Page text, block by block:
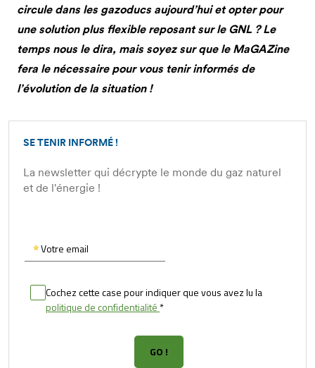
circule dans les gazoducs aujourd’hui et opter pour
une solution plus flexible reposant sur le GNL ? Le
temps nous le dira, mais soyez sur que le MaGAZine
fera le nécessaire pour vous tenir informés de
l’évolution de la situation !
SE TENIR INFORMÉ !
La newsletter qui décrypte le monde du gaz naturel
et de l'énergie !